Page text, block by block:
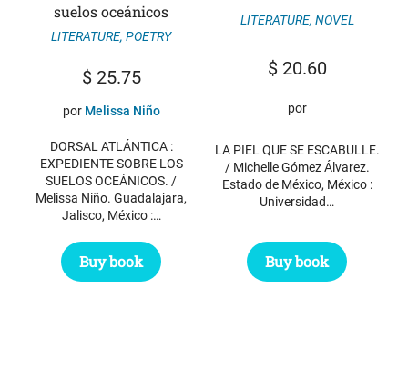
suelos oceánicos
LITERATURE, POETRY
$25.75
por Melissa Niño
DORSAL ATLÁNTICA :
EXPEDIENTE SOBRE LOS
SUELOS OCEÁNICOS. /
Melissa Niño. Guadalajara,
Jalisco, México :…
Buy book
LITERATURE, NOVEL
$20.60
por
LA PIEL QUE SE ESCABULLE.
/ Michelle Gómez Álvarez.
Estado de México, México :
Universidad…
Buy book